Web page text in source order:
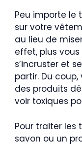
Peu importe le
sur votre
au lieu de
effet, plus
s’incruster et
partir. Du coup,
des produits
voir toxiques
Pour traiter les
savon ou un